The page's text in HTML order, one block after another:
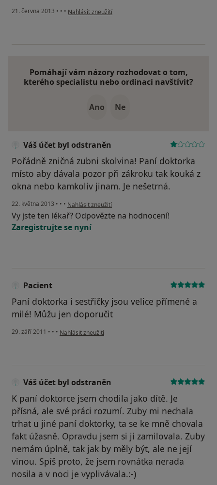
21. června 2013 • • • podle názoru uživatele Váš účet byl odstraněn
Nahlásit zneužití
Pomáhají vám názory rozhodovat o tom,
kterého specialistu nebo ordinaci navštívit?
Ano Ne
Váš účet byl odstraněn
Pořádně zničná zubni skolvina! Paní doktorka
místo aby dávala pozor při zákroku tak kouká z
okna nebo kamkoliv jinam. Je nešetrná.
22. května 2013 • • • podle názoru uživatele Váš účet byl odstraněn
Nahlásit zneužití
Vy jste ten lékař? Odpovězte na hodnocení!
Zaregistrujte se nyní
Pacient
Paní doktorka i sestřičky jsou velice přímené a
milé! Můžu jen doporučit
29. září 2011 • • • podle názoru uživatele Pacient
Nahlásit zneužití
Váš účet byl odstraněn
K paní doktorce jsem chodila jako dítě. Je
přísná, ale své práci rozumí. Zuby mi nechala
trhat u jiné paní doktorky, ta se ke mně chovala
fakt úžasně. Opravdu jsem si ji zamilovala. Zuby
nemám úplně, tak jak by měly být, ale ne její
vinou. Spíš proto, že jsem rovnátka nerada
nosila a v noci je vyplivávala.:-)